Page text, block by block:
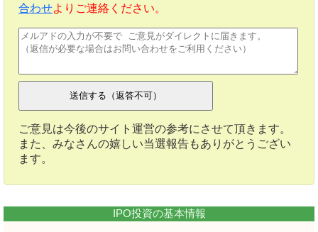
合わせよりご連絡ください。
ご意見は今後のサイト運営の参考にさせて頂きます。
また、みなさんの嬉しい当選報告もありがとうござい
ます。
IPO投資の基本情報